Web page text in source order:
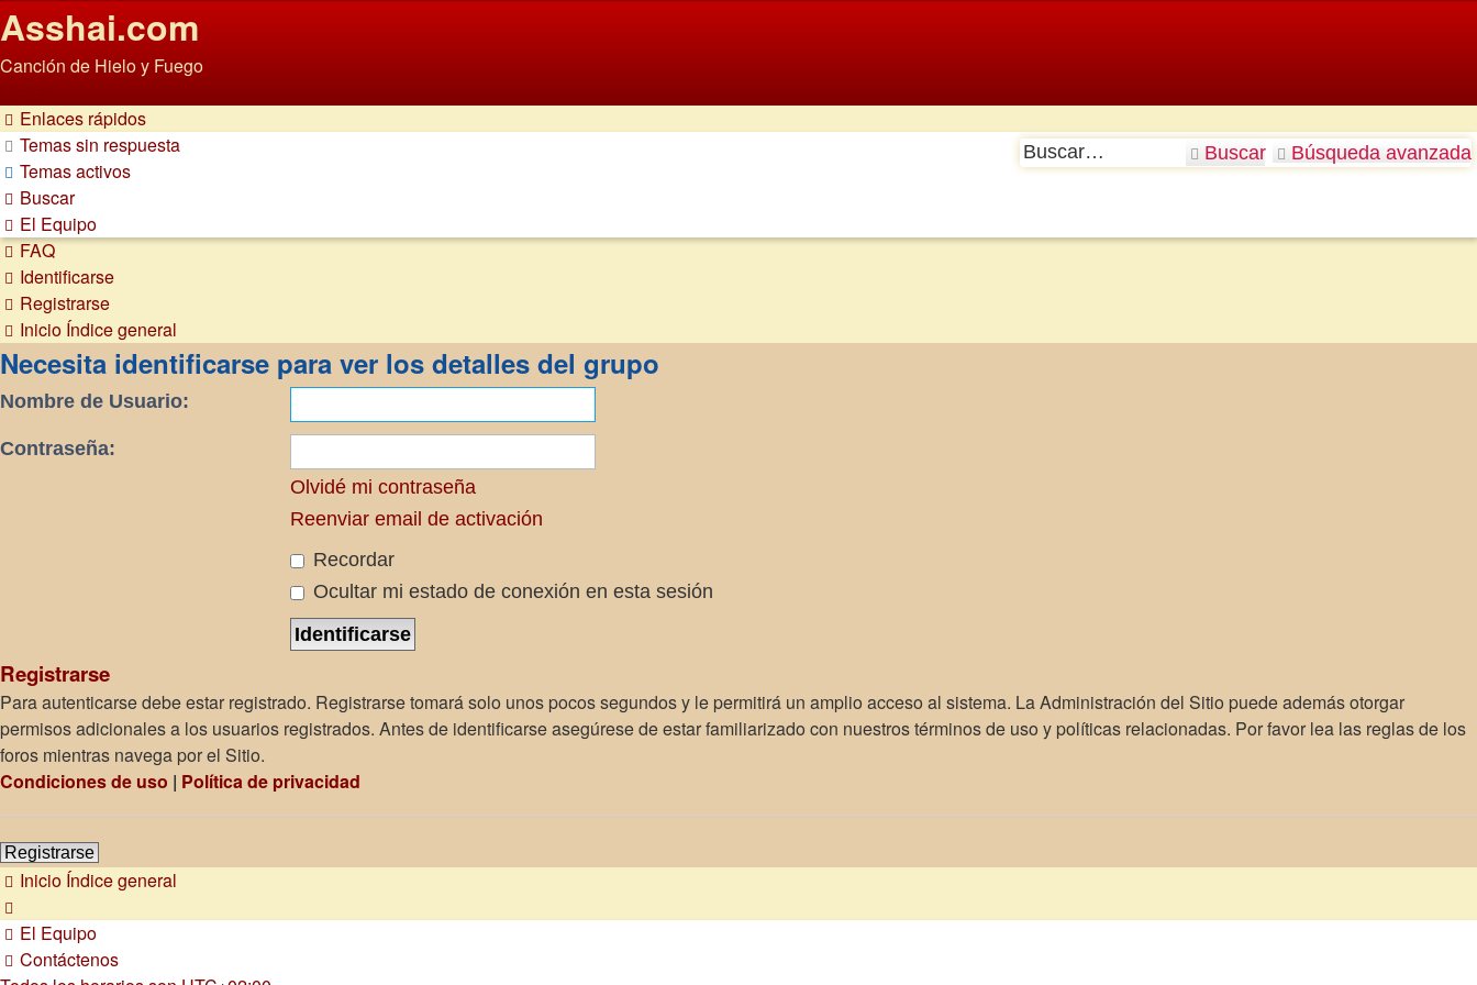
Asshai.com
Canción de Hielo y Fuego
Buscar Búsqueda avanzada
Enlaces rápidos
Temas sin respuesta
Temas activos
Buscar
El Equipo
FAQ
Identificarse
Registrarse
Inicio Índice general
Necesita identificarse para ver los detalles del grupo
Nombre de Usuario:
Contraseña:
Olvidé mi contraseña
Reenviar email de activación
Recordar
Ocultar mi estado de conexión en esta sesión
Registrarse
Para autenticarse debe estar registrado. Registrarse tomará solo unos pocos segundos y le permitirá un amplio acceso al sistema. La Administración del Sitio puede además otorgar
permisos adicionales a los usuarios registrados. Antes de identificarse asegúrese de estar familiarizado con nuestros términos de uso y políticas relacionadas. Por favor lea las reglas de los
foros mientras navega por el Sitio.
Condiciones de uso | Política de privacidad
Registrarse
Inicio Índice general
El Equipo
Contáctenos